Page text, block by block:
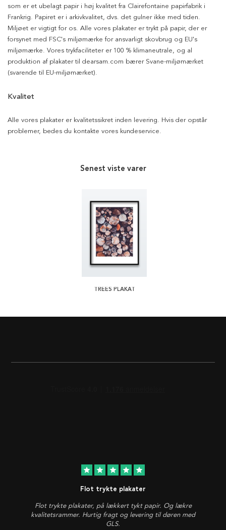
som er et ubelagt papir i høj kvalitet fra Clairefontaine papirfabrik i
Frankrig. Papiret er i arkivkvalitet, dvs. det gulner ikke med tiden.
Miljøet er vigtigt for os. Alle vores plakater er trykt på papir, der er
forsynet med FSC's miljømærke for ansvarligt skovbrug og EU's
miljømærke. Vores trykfaciliteter er 100 % klimaneutrale, og al
produktion af plakater til dearsam.com bærer Svane-miljømærket
(svarende til EU-miljømærket).
Kvalitet
Alle vores plakater er kvalitetssikret inden levering. Hvis der opstår
problemer, bedes du kontakte vores kundeservice.
Senest viste varer
TREES PLAKAT
star star star star star
Flot trykte plakater
Flot trykte plakater, på lækkert tykt papir. Og lækre
kvalitetsrammer. Hurtig fragt og levering til døren med
GLS.